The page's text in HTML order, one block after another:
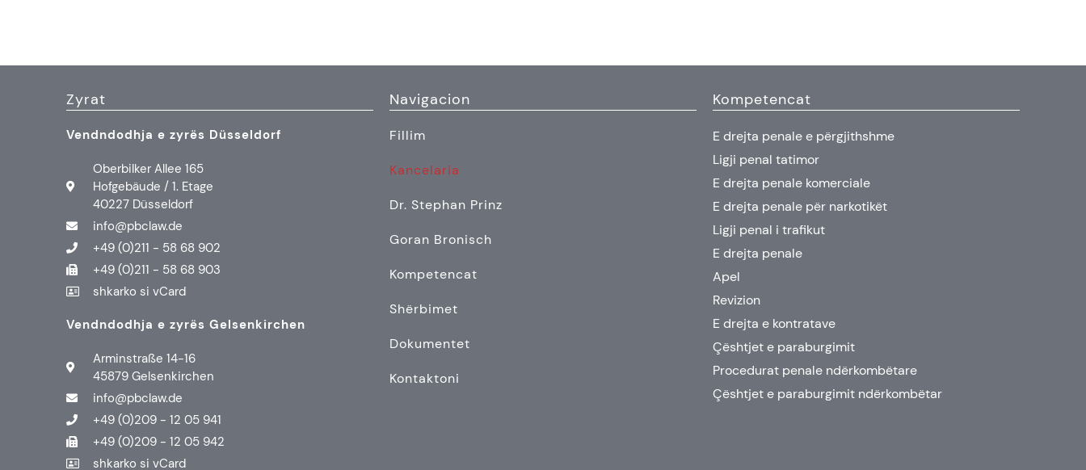
Zyrat
Vendndodhja e zyrës Düsseldorf
Oberbilker Allee 165
Hofgebäude / 1. Etage
40227 Düsseldorf
info@pbclaw.de
+49 (0)211 - 58 68 902
+49 (0)211 - 58 68 903
shkarko si vCard
Vendndodhja e zyrës Gelsenkirchen
Arminstraße 14-16
45879 Gelsenkirchen
info@pbclaw.de
+49 (0)209 - 12 05 941
+49 (0)209 - 12 05 942
shkarko si vCard
Navigacion
Fillim
Kancelaria
Dr. Stephan Prinz
Goran Bronisch
Kompetencat
Shërbimet
Dokumentet
Kontaktoni
Kompetencat
E drejta penale e përgjithshme
Ligji penal tatimor
E drejta penale komerciale
E drejta penale për narkotikët
Ligji penal i trafikut
E drejta penale
Apel
Revizion
E drejta e kontratave
Çështjet e paraburgimit
Procedurat penale ndërkombëtare
Çështjet e paraburgimit ndërkombëtar